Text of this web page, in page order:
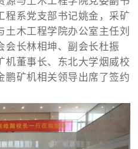
程系党支部书记姚金，采矿
土木工程学院办公室主任刘
会长林相坤、副会长杜振
机董事长、东北大学烟威校
鹏矿机相关领导出席了签约
 矿山设计院
 选矿实验室
 关于金鹏
发展历程
企业文化